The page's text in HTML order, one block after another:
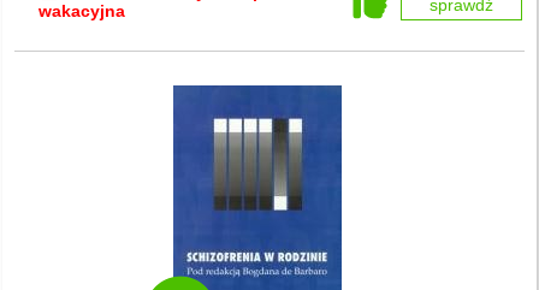
wakacyjna
sprawdź